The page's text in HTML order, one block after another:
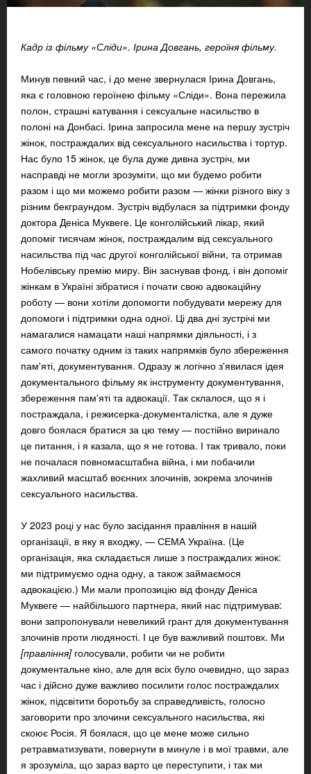
Кадр із фільму «Сліди». Ірина Довгань, героїня фільму.
Минув певний час, і до мене звернулася Ірина Довгань,
яка є головною героїнею фільму «Сліди». Вона пережила
полон, страшні катування і сексуальне насильство в
полоні на Донбасі. Ірина запросила мене на першу зустріч
жінок, постраждалих від сексуального насильства і тортур.
Нас було 15 жінок, це була дуже дивна зустріч, ми
насправді не могли зрозуміти, що ми будемо робити
разом і що ми можемо робити разом — жінки різного віку з
різним бекграундом. Зустріч відбулася за підтримки фонду
доктора Деніса Муквеге. Це конголійський лікар, який
допоміг тисячам жінок, постраждалим від сексуального
насильства під час другої конголійської війни, та отримав
Нобелівську премію миру. Він заснував фонд, і він допоміг
жінкам в Україні зібратися і почати свою адвокаційну
роботу — вони хотіли допомогти побудувати мережу для
допомоги і підтримки одна одної. Ці два дні зустрічі ми
намагалися намацати наші напрямки діяльності, і з
самого початку одним із таких напрямків було збереження
пам'яті, документування. Одразу ж логічно з'явилася ідея
документального фільму як інструменту документування,
збереження пам'яті та адвокації. Так склалося, що я і
постраждала, і режисерка-документалістка, але я дуже
довго боялася братися за цю тему — постійно виринало
це питання, і я казала, що я не готова. І так тривало, поки
не почалася повномасштабна війна, і ми побачили
жахливий масштаб воєнних злочинів, зокрема злочинів
сексуального насильства.
У 2023 році у нас було засідання правління в нашій
організації, в яку я входжу, — СЕМА Україна. (Це
організація, яка складається лише з постраждалих жінок:
ми підтримуємо одна одну, а також займаємося
адвокацією.) Ми мали пропозицію від фонду Деніса
Муквеге — найбільшого партнера, який нас підтримував:
вони запропонували невеликий грант для документування
злочинів проти людяності. І це був важливий поштовх. Ми
[правління]голосували, робити чи не робити
документальне кіно, але для всіх було очевидно, що зараз
час і дійсно дуже важливо посилити голос постраждалих
жінок, підсвітити боротьбу за справедливість, голосно
заговорити про злочини сексуального насильства, які
скоює Росія. Я боялася, що це мене може сильно
ретравматизувати, повернути в минуле і в мої травми, але
я зрозуміла, що зараз варто це переступити, і так ми